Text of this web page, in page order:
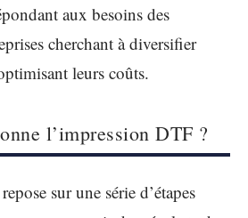
aux besoins des
cherchant à diversifier
leurs coûts.
l’impression DTF ?
repose sur une série d’étapes